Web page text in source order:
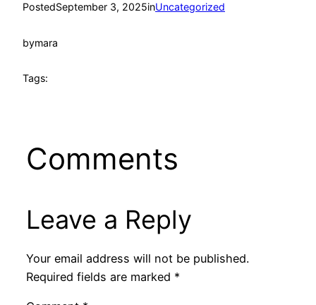
PostedSeptember 3, 2025inUncategorized
bymara
Tags:
Comments
Leave a Reply
Your email address will not be published.
Required fields are marked *